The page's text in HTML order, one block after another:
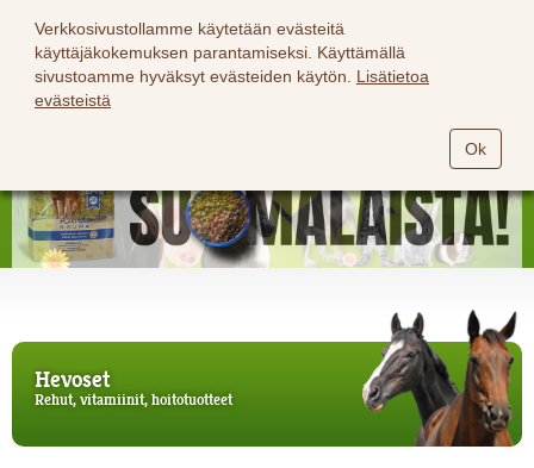
Verkkosivustollamme käytetään evästeitä
käyttäjäkokemuksen parantamiseksi. Käyttämällä
sivustoamme hyväksyt evästeiden käytön. Lisätietoa
evästeistä
Ok
Hevoset
Rehut, vitamiinit, hoitotuotteet